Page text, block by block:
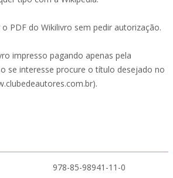
PDF do Wikilivro sem pedir autorização.
impresso pagando apenas pela
se interesse procure o título desejado no
978-85-98941-11-0